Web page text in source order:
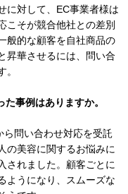
に対して、EC事業者様は
こそが競合他社との差別
般的な顧客を自社商品の
昇華させるには、問い合
事例はありますか。
問い合わせ対応を受託
の美容に関するお悩みに
されました。顧客ごとに
ようになり、スムーズな